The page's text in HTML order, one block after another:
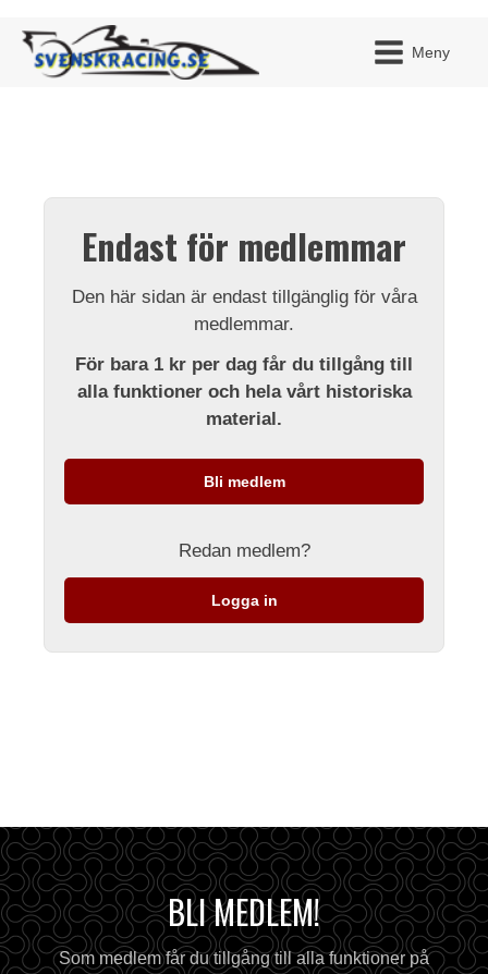
Meny
Endast för medlemmar
Den här sidan är endast tillgänglig för våra
medlemmar.
För bara 1 kr per dag får du tillgång till
alla funktioner och hela vårt historiska
material.
Bli medlem
Redan medlem?
Logga in
BLI MEDLEM!
Som medlem får du tillgång till alla funktioner på